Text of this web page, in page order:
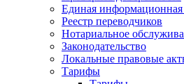
Единая
Реестр переводчиков
Нотариальное
Законодательство
Локальные правовые
Тарифы